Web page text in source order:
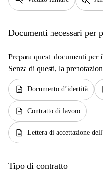
Documenti necessari per
Prepara questi documenti per
Senza di questi, la
description Documento d’identità
description Contratto di lavoro
description Lettera di accettazione
Tipo di contratto